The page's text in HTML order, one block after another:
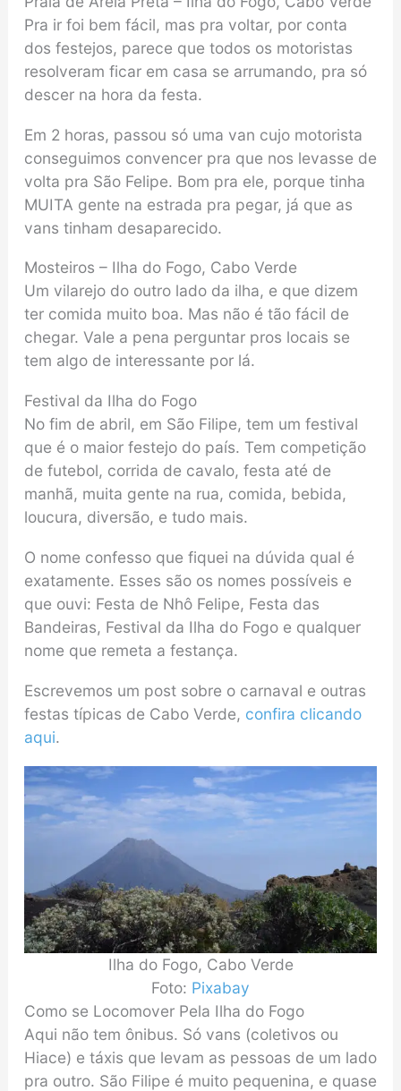
Pra ir foi bem fácil, mas pra voltar, por conta
dos festejos, parece que todos os motoristas
resolveram ficar em casa se arrumando, pra só
descer na hora da festa.
Em 2 horas, passou só uma van cujo motorista
conseguimos convencer pra que nos levasse de
volta pra São Felipe. Bom pra ele, porque tinha
MUITA gente na estrada pra pegar, já que as
vans tinham desaparecido.
Mosteiros – Ilha do Fogo, Cabo Verde
Um vilarejo do outro lado da ilha, e que dizem
ter comida muito boa. Mas não é tão fácil de
chegar. Vale a pena perguntar pros locais se
tem algo de interessante por lá.
Festival da Ilha do Fogo
No fim de abril, em São Filipe, tem um festival
que é o maior festejo do país. Tem competição
de futebol, corrida de cavalo, festa até de
manhã, muita gente na rua, comida, bebida,
loucura, diversão, e tudo mais.
O nome confesso que fiquei na dúvida qual é
exatamente. Esses são os nomes possíveis e
que ouvi: Festa de Nhô Felipe, Festa das
Bandeiras, Festival da Ilha do Fogo e qualquer
nome que remeta a festança.
Escrevemos um post sobre o carnaval e outras
festas típicas de Cabo Verde, confira clicando
aqui.
Ilha do Fogo, Cabo Verde
Foto: Pixabay
Como se Locomover Pela Ilha do Fogo
Aqui não tem ônibus. Só vans (coletivos ou
Hiace) e táxis que levam as pessoas de um lado
pra outro. São Filipe é muito pequenina, e quase